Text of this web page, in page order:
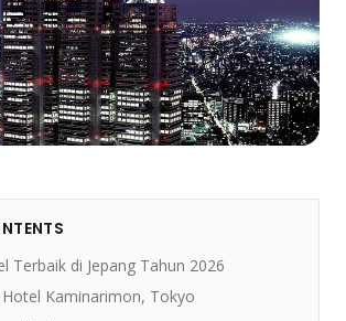
Terbaik di Jepang Tahun 2026
Kaminarimon, Tokyo